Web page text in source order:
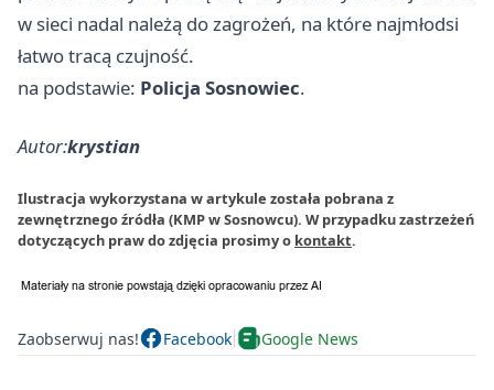
w sieci nadal należą do zagrożeń, na które najmłodsi
łatwo tracą czujność.
na podstawie: Policja Sosnowiec.
Autor:krystian
Ilustracja wykorzystana w artykule została pobrana z
zewnętrznego źródła (KMP w Sosnowcu). W przypadku zastrzeżeń
dotyczących praw do zdjęcia prosimy o kontakt.
Zaobserwuj nas! Facebook Google News